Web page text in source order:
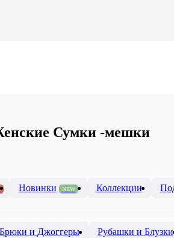
Сумки -мешки
Новинки NEW Коллекции
Брюки и Джоггеры Рубашки и Блузки